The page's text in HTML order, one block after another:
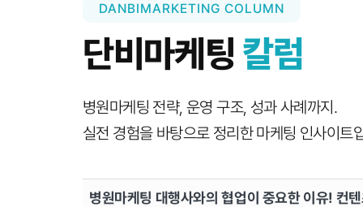
DANBIMARKETING COLUMN
단비마케팅 칼럼
병원마케팅 전략, 운영 구조, 성과 사례까지.
실전 경험을 바탕으로 정리한 마케팅 인사이트
병원마케팅 대행사와의 협업이 중요한 이유! 컨